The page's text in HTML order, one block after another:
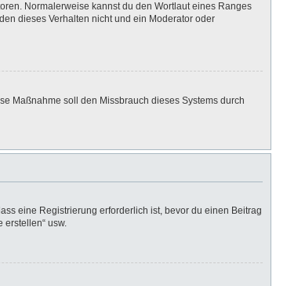
Normalerweise kannst du den Wortlaut eines Ranges
dieses Verhalten nicht und ein Moderator oder
Maßnahme soll den Missbrauch dieses Systems durch
eine Registrierung erforderlich ist, bevor du einen Beitrag
erstellen“ usw.